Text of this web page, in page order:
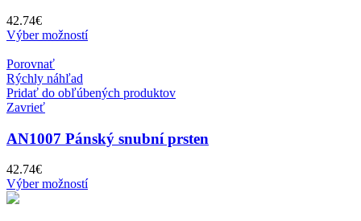
42.74€
Výber možností
Porovnať
Rýchly náhľad
Pridať do obľúbených produktov
Zavrieť
AN1007 Pánský snubní prsten
42.74€
Výber možností